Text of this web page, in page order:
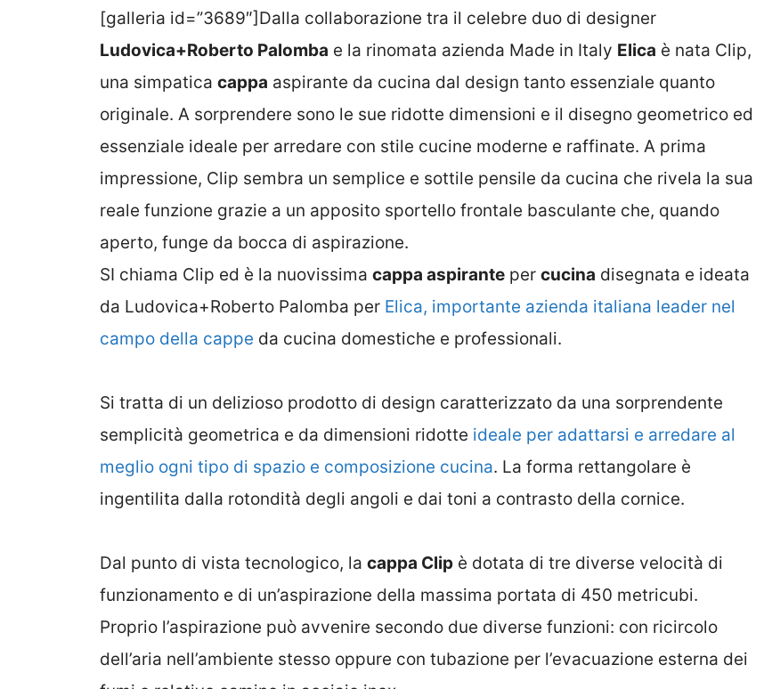
[galleria id=”3689″]Dalla collaborazione tra il celebre duo di designer
Ludovica+Roberto Palomba e la rinomata azienda Made in Italy Elica è nata Clip,
una simpatica cappa aspirante da cucina dal design tanto essenziale quanto
originale. A sorprendere sono le sue ridotte dimensioni e il disegno geometrico ed
essenziale ideale per arredare con stile cucine moderne e raffinate. A prima
impressione, Clip sembra un semplice e sottile pensile da cucina che rivela la sua
reale funzione grazie a un apposito sportello frontale basculante che, quando
aperto, funge da bocca di aspirazione.
SI chiama Clip ed è la nuovissima cappa aspirante per cucina disegnata e ideata
da Ludovica+Roberto Palomba per Elica, importante azienda italiana leader nel
campo della cappe da cucina domestiche e professionali.
Si tratta di un delizioso prodotto di design caratterizzato da una sorprendente
semplicità geometrica e da dimensioni ridotte ideale per adattarsi e arredare al
meglio ogni tipo di spazio e composizione cucina. La forma rettangolare è
ingentilita dalla rotondità degli angoli e dai toni a contrasto della cornice.
Dal punto di vista tecnologico, la cappa Clip è dotata di tre diverse velocità di
funzionamento e di un’aspirazione della massima portata di 450 metricubi.
Proprio l’aspirazione può avvenire secondo due diverse funzioni: con ricircolo
dell’aria nell’ambiente stesso oppure con tubazione per l’evacuazione esterna dei